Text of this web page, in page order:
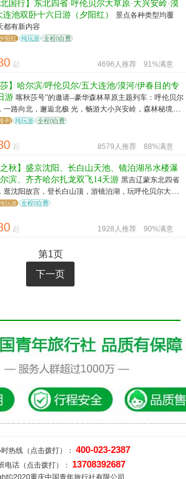
北国行】东北四省·呼伦贝尔大草原·大兴安岭·漠
连池双卧十六日游（夕阳红）
景点各种类型均覆
都有新内容
夕阳红 纯玩游 全程0自费
起 4696人推荐 91%满意
莎】哈尔滨/呼伦贝尔/五大连池/漠河/伊春目的专
游 喀秋莎号”的邀请--豪华森林草原主题列车：呼伦贝尔
一路向北，邂逅北极 光，畅游大小兴安岭，森林秘境白
美边境满洲里、冷矿泉之都...
列 纯玩游 全程0自费
起 8579人推荐 88%满意
之秋】盛京沈阳、长白山天池、镜泊湖吊水楼瀑
滨、齐齐哈尔扎龙双飞14天游 黑吉辽蒙东北四省
逛沈阳故宫，登长白山顶，游镜泊湖，玩呼伦贝尔大草
国最北点，看五大连池火山地貌一次旅游等于人六次出
玩游 全程0自费
起 1928人推荐 90%满意
第1页
下一页
热线（点击拨打）： 400-023-2387
电话（点击拨打）： 13708392687
重庆中国青年旅行社有限公司